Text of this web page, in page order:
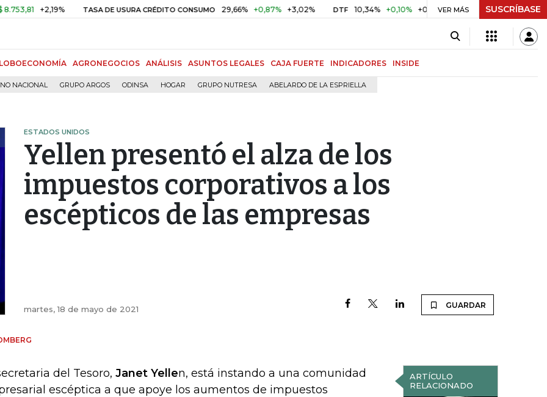
+2,19% TASA DE USURA CRÉDITO CONSUMO 29,66% +0,87% +3,02% DTF 10,34% +0,10% +0,98% UVR $ 416,96 +$ 0,05
VER MÁS SUSCRÍBASE
AGRONEGOCIOS ANÁLISIS ASUNTOS LEGALES CAJA FUERTE INDICADORES INSIDE
NACIONAL GRUPO ARGOS ODINSA HOGAR GRUPO NUTRESA ABELARDO DE LA ESPRIELLA
ESTADOS UNIDOS
Yellen presentó el alza de los
impuestos corporativos a los
escépticos de las empresas
martes, 18 de mayo de 2021 GUARDAR
ARTÍCULO
RELACIONADO
del Tesoro, Janet Yellen, está instando a una comunidad
escéptica a que apoye los aumentos de impuestos